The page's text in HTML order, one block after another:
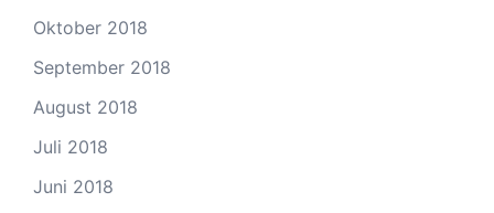
Oktober 2018
September 2018
August 2018
Juli 2018
Juni 2018